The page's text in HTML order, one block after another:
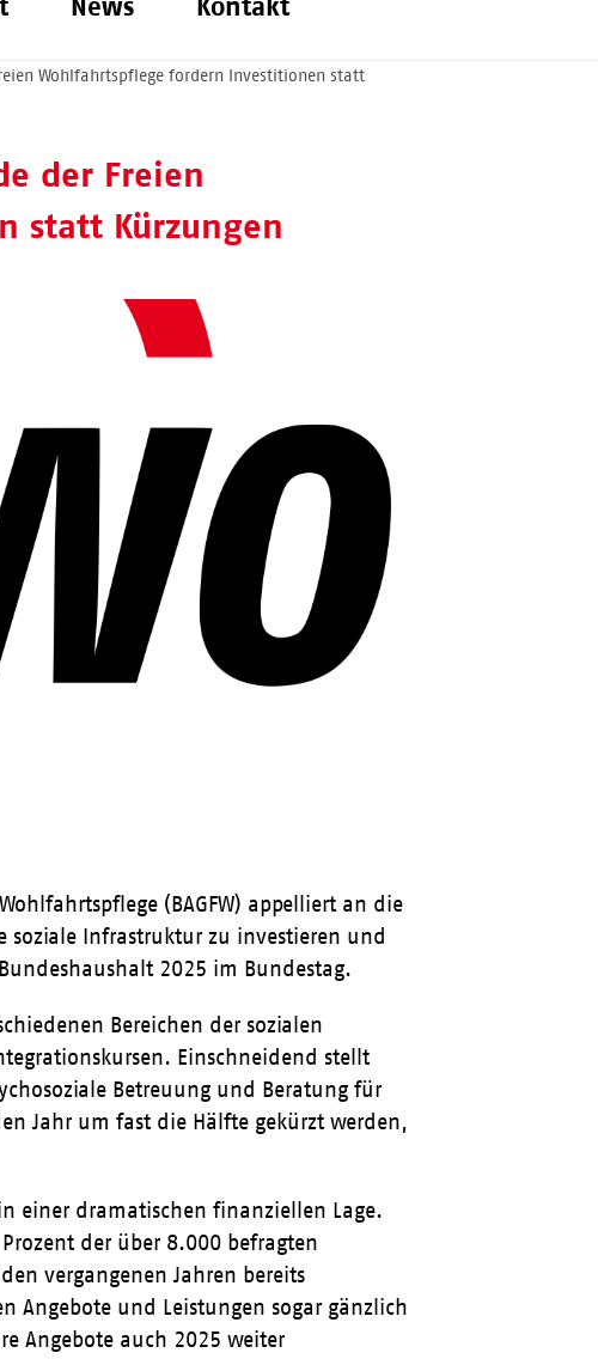
News Kontakt
Wohlfahrtspflege fordern Investitionen statt
der Freien
statt Kürzungen
(BAGFW) appelliert an die
soziale Infrastruktur zu investieren und
2025 im Bundestag.
Bereichen der sozialen
Einschneidend stellt
Betreuung und Beratung für
Jahr um fast die Hälfte gekürzt werden,
einer dramatischen finanziellen Lage.
der über 8.000 befragten
vergangenen Jahren bereits
Angebote und Leistungen sogar gänzlich
Angebote auch 2025 weiter